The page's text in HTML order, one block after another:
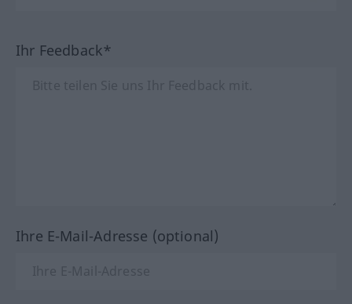
Ihr Feedback*
Ihre E-Mail-Adresse (optional)